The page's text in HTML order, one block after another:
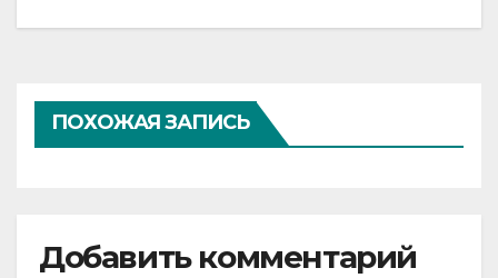
записям
ПОХОЖАЯ ЗАПИСЬ
Добавить комментарий